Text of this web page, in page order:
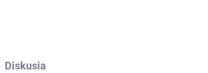
Diskusia